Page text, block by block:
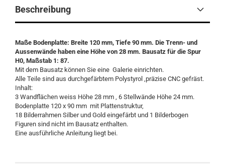
Beschreibung
Maße Bodenplatte: Breite 120 mm, Tiefe 90 mm. Die Trenn- und
Aussenwände haben eine Höhe von 28 mm. Bausatz für die Spur
H0, Maßstab 1: 87.
Mit dem Bausatz können Sie eine Galerie einrichten.
Alle Teile sind aus durchgefärbtem Polystyrol ,präzise CNC gefräst.
Inhalt:
3 Wandflächen weiss Höhe 28 mm , 6 Stellwände Höhe 24 mm.
Bodenplatte 120 x 90 mm mit Plattenstruktur,
18 Bilderrahmen Silber und Gold eingefärbt und 1 Bilderbogen
Figuren sind nicht im Bausatz enthalten.
Eine ausführliche Anleitung liegt bei.